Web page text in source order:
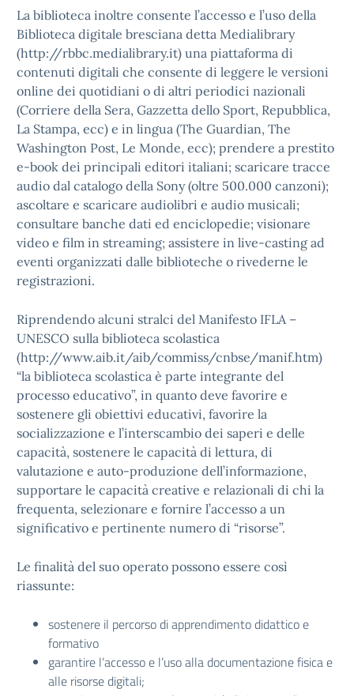
La biblioteca inoltre consente l’accesso e l’uso della
Biblioteca digitale bresciana detta Medialibrary
(http://rbbc.medialibrary.it) una piattaforma di
contenuti digitali che consente di leggere le versioni
online dei quotidiani o di altri periodici nazionali
(Corriere della Sera, Gazzetta dello Sport, Repubblica,
La Stampa, ecc) e in lingua (The Guardian, The
Washington Post, Le Monde, ecc); prendere a prestito
e-book dei principali editori italiani; scaricare tracce
audio dal catalogo della Sony (oltre 500.000 canzoni);
ascoltare e scaricare audiolibri e audio musicali;
consultare banche dati ed enciclopedie; visionare
video e film in streaming; assistere in live-casting ad
eventi organizzati dalle biblioteche o rivederne le
registrazioni.
Riprendendo alcuni stralci del Manifesto IFLA –
UNESCO sulla biblioteca scolastica
(http://www.aib.it/aib/commiss/cnbse/manif.htm)
“la biblioteca scolastica è parte integrante del
processo educativo”, in quanto deve favorire e
sostenere gli obiettivi educativi, favorire la
socializzazione e l’interscambio dei saperi e delle
capacità, sostenere le capacità di lettura, di
valutazione e auto-produzione dell’informazione,
supportare le capacità creative e relazionali di chi la
frequenta, selezionare e fornire l’accesso a un
significativo e pertinente numero di “risorse”.
Le finalità del suo operato possono essere così
riassunte:
sostenere il percorso di apprendimento didattico e
formativo
garantire l’accesso e l’uso alla documentazione fisica e
alle risorse digitali;